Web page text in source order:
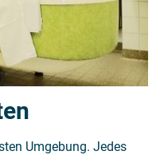
Umgebung. Jedes